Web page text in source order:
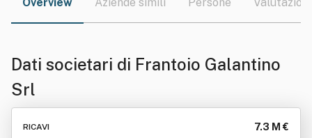
Dati societari di Frantoio Galantino
Srl
RICAVI 7.3 M €